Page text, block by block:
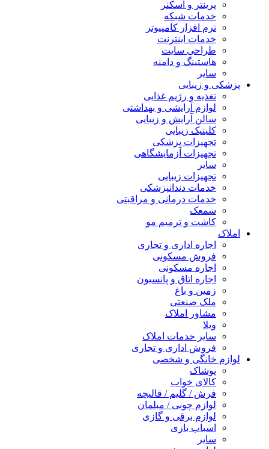
پرینتر و اسکنر
خدمات شبکه
نرم افزار کامپیوتر
خدمات اینترنت
طراحی سایت
هاستینگ و دامنه
سایر
پزشکی و زیبایی
تغذیه و رژیم غذایی
لوازم آرایشی و بهداشتی
سالن آرایش و زیبایی
کلینیک زیبایی
تجهیزات پزشکی
تجهیزات آزمایشگاهی
سایر
تجهیزات زیبایی
خدمات دندانپزشکی
خدمات درمانی و مراقبتی
سمعک
کاشت و ترمیم مو
املاک
اجاره اداری و تجاری
فروش مسکونی
اجاره مسکونی
اجاره اتاق و پانسیون
زمین و باغ
ملک صنعتی
مشاور املاک
ویلا
سایر خدمات املاک
فروش اداری و تجاری
لوازم خانگی و شخصی
پوشاک
کالای خواب
فرش / گلیم / قالیچه
لوازم چوبی / مبلمان
لوازم برقی و گازی
اسباب بازی
سایر